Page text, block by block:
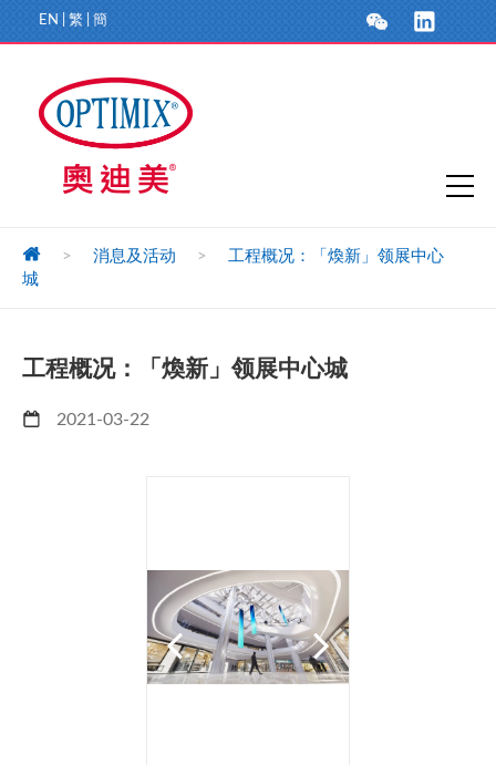
EN 繁 簡
> 消息及活动 >
工程概况：「煥新」领展中心
城
工程概况：「煥新」领展中心城
2021-03-22